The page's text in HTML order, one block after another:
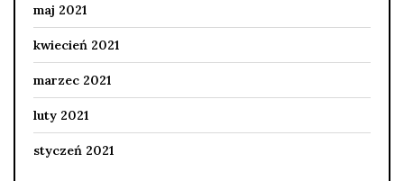
maj 2021
kwiecień 2021
marzec 2021
luty 2021
styczeń 2021